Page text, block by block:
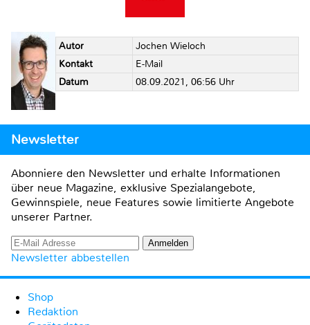
Autor
Jochen Wieloch
Kontakt
E-Mail
Datum
08.09.2021, 06:56 Uhr
Newsletter
Abonniere den Newsletter und erhalte Informationen
über neue Magazine, exklusive Spezialangebote,
Gewinnspiele, neue Features sowie limitierte Angebote
unserer Partner.
Newsletter abbestellen
Shop
Redaktion